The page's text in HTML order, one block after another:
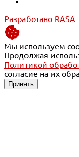
Разработано RASA
Мы используем
Продолжая
Политикой
согласие на их
Принять